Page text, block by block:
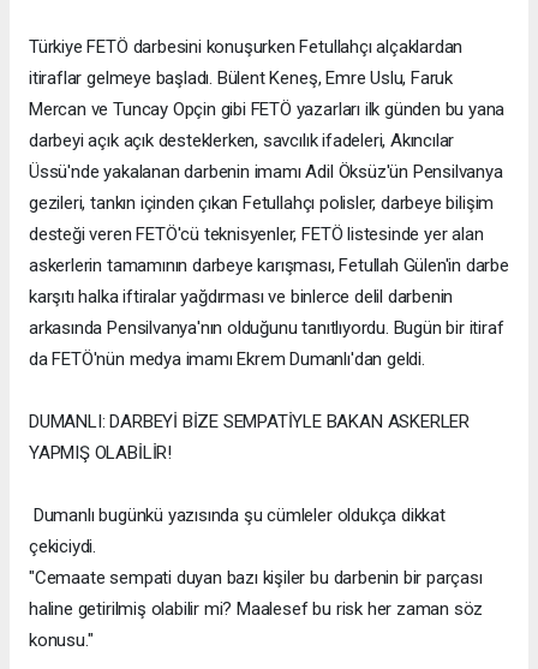
Türkiye FETÖ darbesini konuşurken Fetullahçı alçaklardan
itiraflar gelmeye başladı. Bülent Keneş, Emre Uslu, Faruk
Mercan ve Tuncay Opçin gibi FETÖ yazarları ilk günden bu yana
darbeyi açık açık desteklerken, savcılık ifadeleri, Akıncılar
Üssü'nde yakalanan darbenin imamı Adil Öksüz'ün Pensilvanya
gezileri, tankın içinden çıkan Fetullahçı polisler, darbeye bilişim
desteği veren FETÖ'cü teknisyenler, FETÖ listesinde yer alan
askerlerin tamamının darbeye karışması, Fetullah Gülen'in darbe
karşıtı halka iftiralar yağdırması ve binlerce delil darbenin
arkasında Pensilvanya'nın olduğunu tanıtlıyordu. Bugün bir itiraf
da FETÖ'nün medya imamı Ekrem Dumanlı'dan geldi.
DUMANLI: DARBEYİ BİZE SEMPATİYLE BAKAN ASKERLER
YAPMIŞ OLABİLİR!
Dumanlı bugünkü yazısında şu cümleler oldukça dikkat
çekiciydi.
"Cemaate sempati duyan bazı kişiler bu darbenin bir parçası
haline getirilmiş olabilir mi? Maalesef bu risk her zaman söz
konusu."